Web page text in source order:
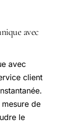
avec
avec
client
de
le